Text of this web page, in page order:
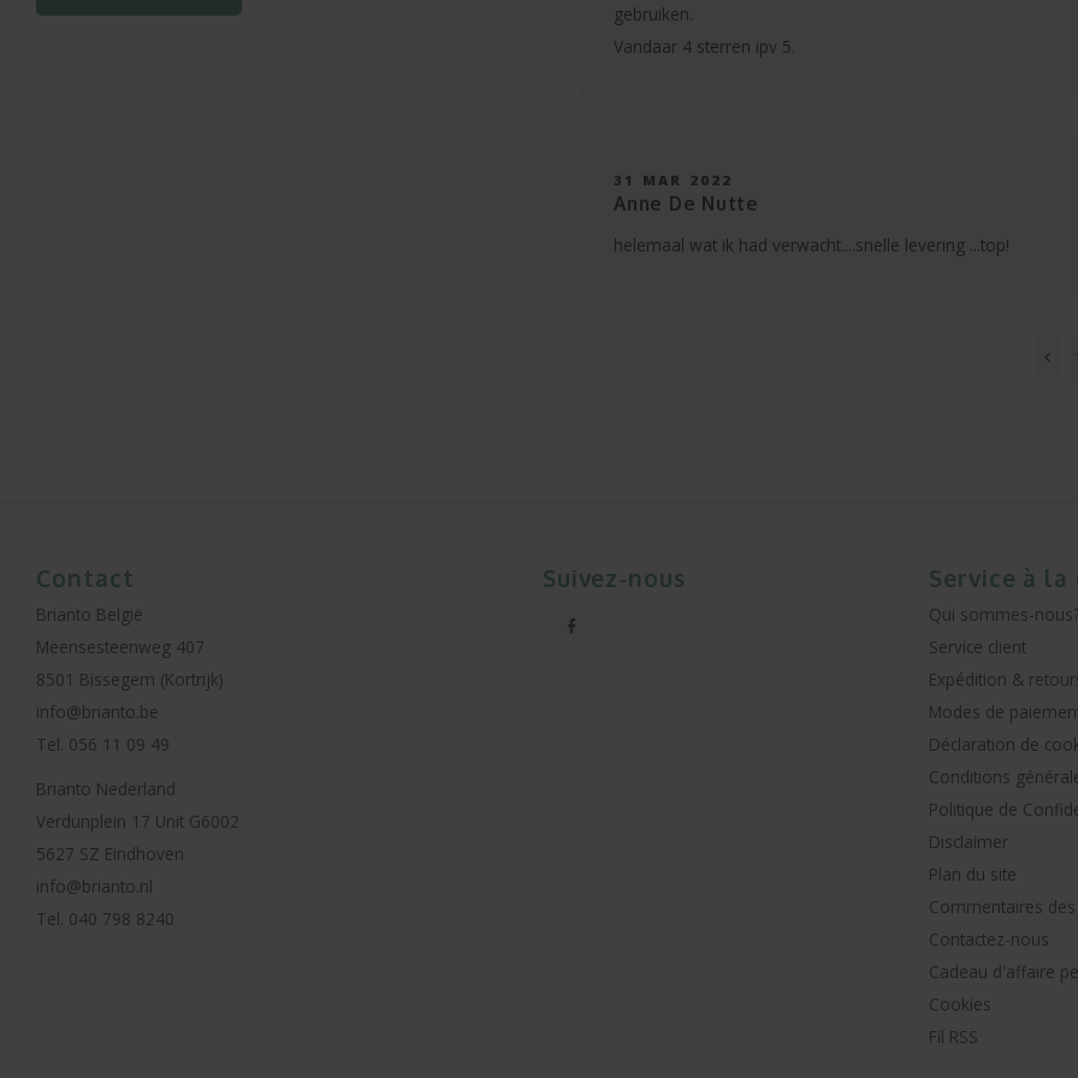
gebruiken.
Vandaar 4 sterren ipv 5.
31 MAR 2022
Anne De Nutte
helemaal wat ik had verwacht....snelle levering ...top!
Contact
Brianto België
Meensesteenweg 407
8501 Bissegem (Kortrijk)
info@brianto.be
Tel. 056 11 09 49
Brianto Nederland
Verdunplein 17 Unit G6002
5627 SZ Eindhoven
info@brianto.nl
Tel. 040 798 8240
Suivez-nous Service à
Qui sommes-
Service client
Expédition &
Modes de
Déclaration de
Conditions
Politique de
Disclaimer
Plan du site
Commentaires
Contactez-nous
Cadeau d'affaire
Cookies
Fil RSS